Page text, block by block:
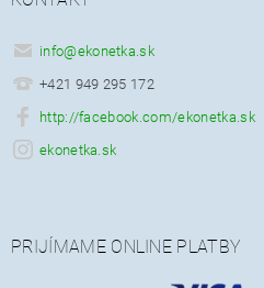
info@ekonetka.sk
+421 949 295 172
http://facebook.com/ekonetka.sk
ekonetka.sk
PRIJÍMAME ONLINE PLATBY